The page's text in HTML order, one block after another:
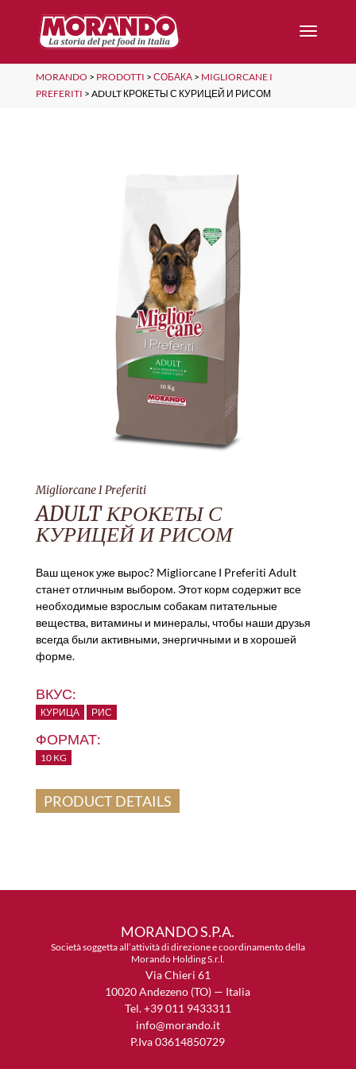
MORANDO > PRODOTTI > СОБАКА> MIGLIORCANE I
PREFERITI > ADULT КРОКЕТЫ С КУРИЦЕЙ И РИСОМ
Migliorcane I Preferiti
ADULT КРОКЕТЫ С
КУРИЦЕЙ И РИСОМ
Ваш щенок уже вырос? Migliorcane I Preferiti Adult
станет отличным выбором. Этот корм содержит все
необходимые взрослым собакам питательные
вещества, витамины и минералы, чтобы наши друзья
всегда были активными, энергичными и в хорошей
форме.
ВКУС:
КУРИЦА РИС
ФОРМАТ:
10 KG
PRODUCT DETAILS
MORANDO S.P.A.
Società soggetta all’attività di direzione e coordinamento della
Morando Holding S.r.l.
Via Chieri 61
10020 Andezeno (TO) — Italia
Tel. +39 011 9433311
info@morando.it
P.Iva 03614850729